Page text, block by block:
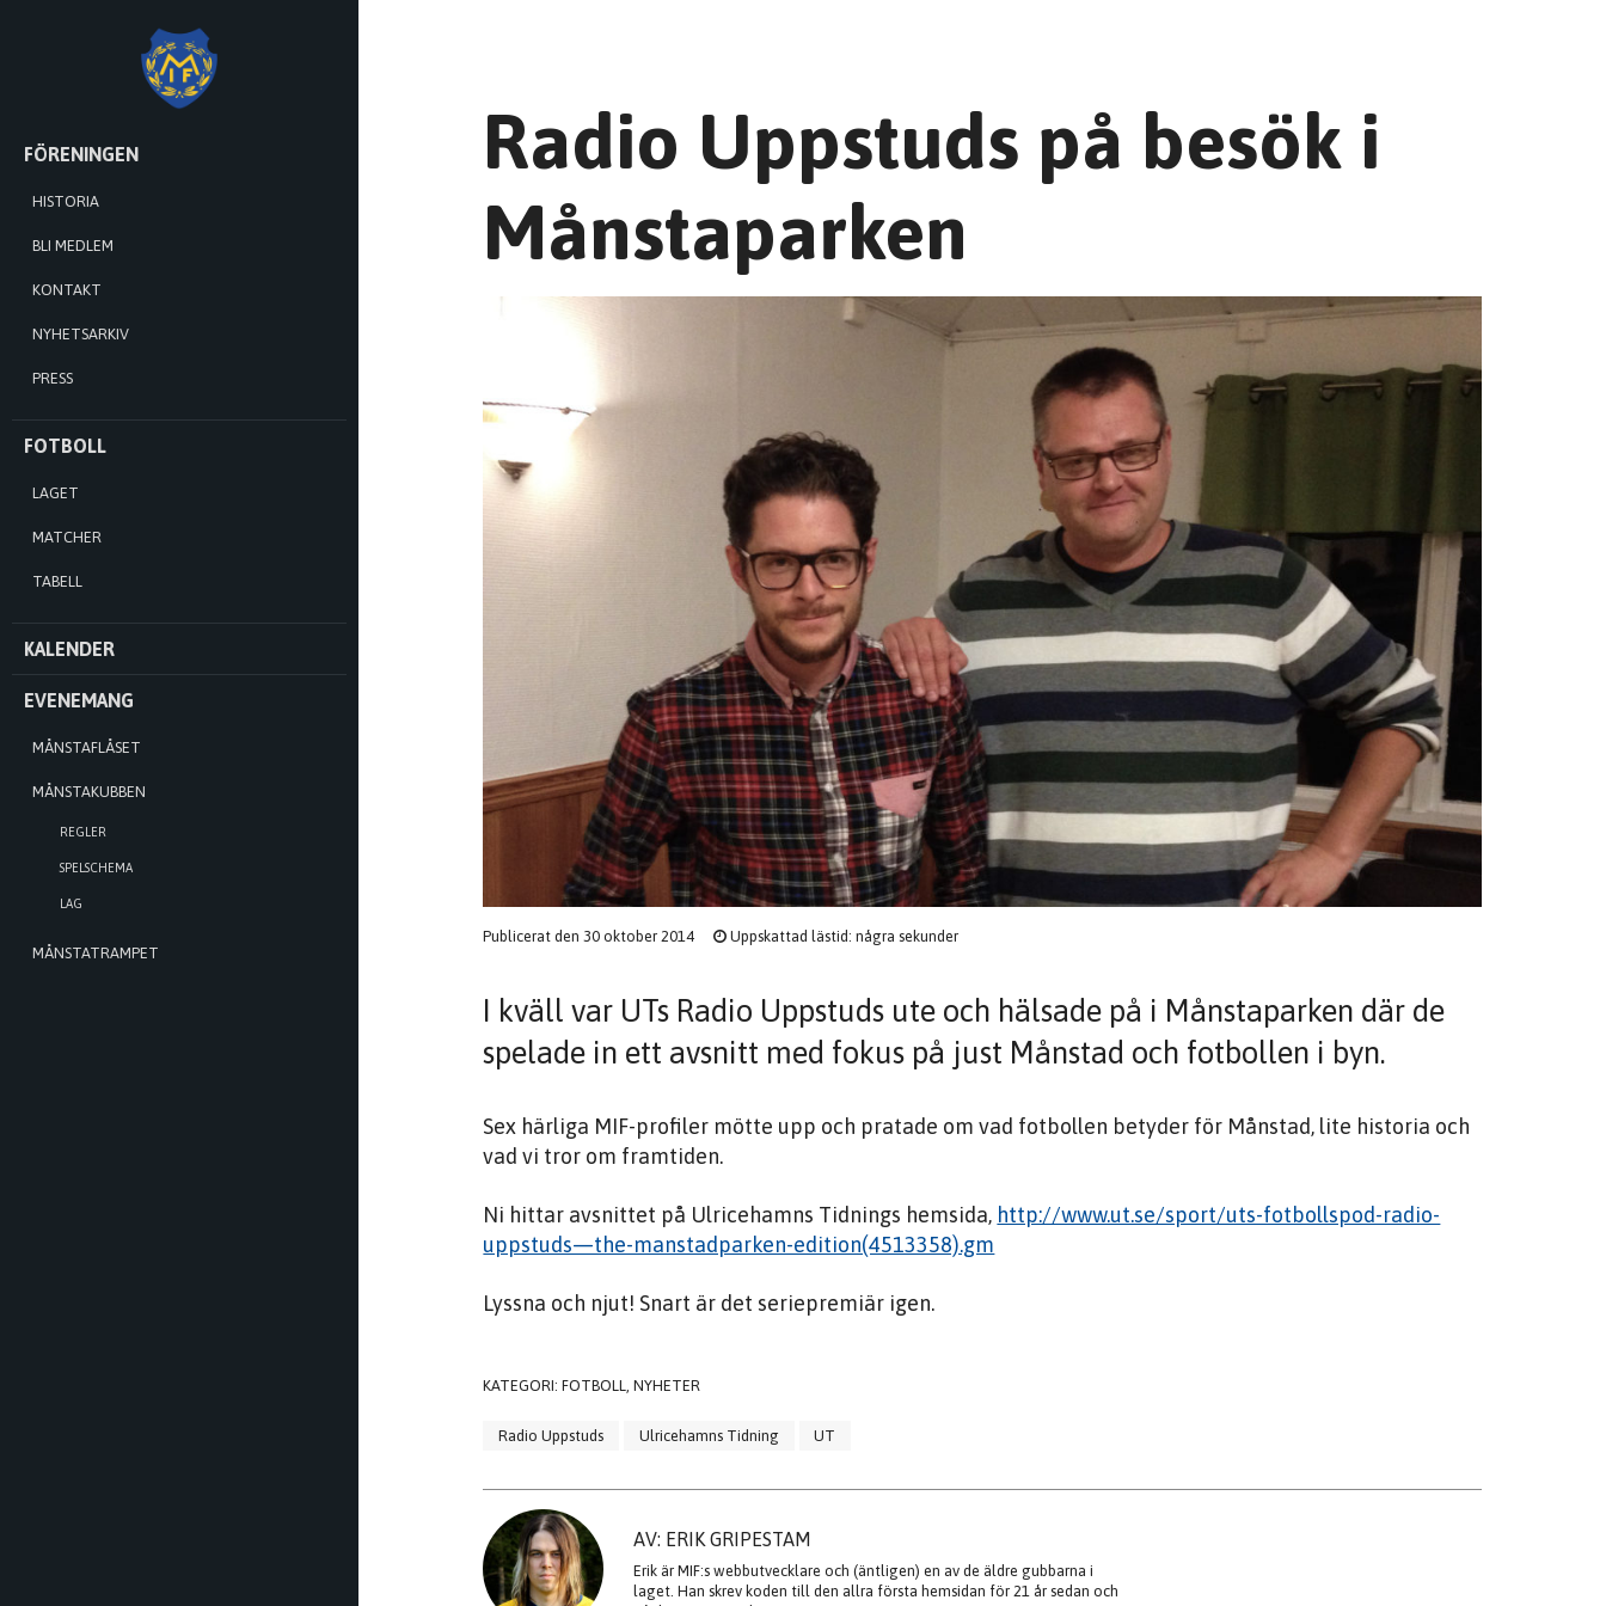
MÅNSTADS
IF
HOPPA
TILL
INNEHÅLL
FÖRENINGEN
HISTORIA
BLI MEDLEM
KONTAKT
NYHETSARKIV
PRESS
FOTBOLL
LAGET
MATCHER
TABELL
KALENDER
EVENEMANG
MÅNSTAFLÅSET
MÅNSTAKUBBEN
REGLER
SPELSCHEMA
LAG
MÅNSTATRAMPET
Radio Uppstuds på besök i
Månstaparken
Publicerat den 30 oktober 2014 Uppskattad lästid: några sekunder
I kväll var UTs Radio Uppstuds ute och hälsade på i Månstaparken där de
spelade in ett avsnitt med fokus på just Månstad och fotbollen i byn.
Sex härliga MIF-profiler mötte upp och pratade om vad fotbollen betyder för Månstad, lite historia och
vad vi tror om framtiden.
Ni hittar avsnittet på Ulricehamns Tidnings hemsida, http://www.ut.se/sport/uts-fotbollspod-radio-
uppstuds—the-manstadparken-edition(4513358).gm
Lyssna och njut! Snart är det seriepremiär igen.
KATEGORI:FOTBOLL,NYHETER
Radio Uppstuds Ulricehamns Tidning UT
AV: ERIK GRIPESTAM
Erik är MIF:s webbutvecklare och (äntligen) en av de äldre gubbarna i
laget. Han skrev koden till den allra första hemsidan för 21 år sedan och